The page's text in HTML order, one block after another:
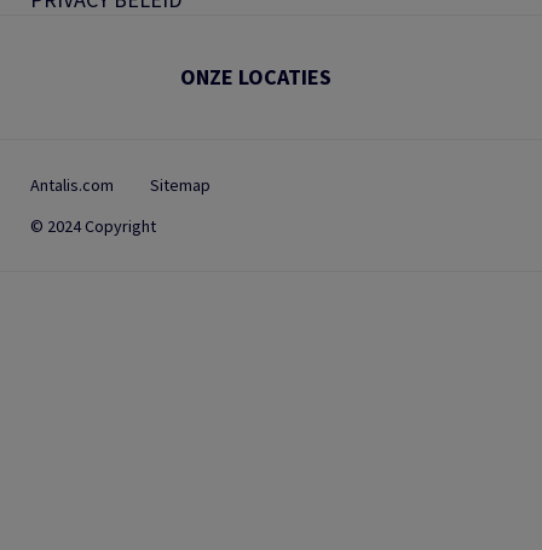
ONZE LOCATIES
Antalis.com
Sitemap
© 2024 Copyright